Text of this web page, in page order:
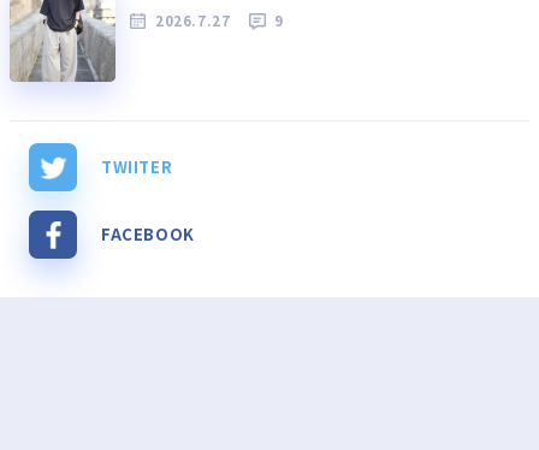
2026.7.27 9
TWIITER
FACEBOOK